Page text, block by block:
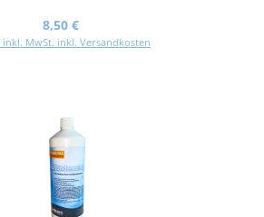
Regulärer Preis:
8,50 €
inkl. MwSt. inkl. Versandkosten